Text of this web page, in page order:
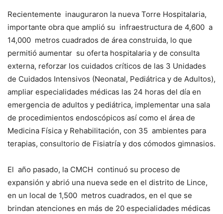
Recientemente inauguraron la nueva Torre Hospitalaria,
importante obra que amplió su infraestructura de 4,600 a
14,000 metros cuadrados de área construida, lo que
permitió aumentar su oferta hospitalaria y de consulta
externa, reforzar los cuidados críticos de las 3 Unidades
de Cuidados Intensivos (Neonatal, Pediátrica y de Adultos),
ampliar especialidades médicas las 24 horas del día en
emergencia de adultos y pediátrica, implementar una sala
de procedimientos endoscópicos así como el área de
Medicina Física y Rehabilitación, con 35 ambientes para
terapias, consultorio de Fisiatría y dos cómodos gimnasios.
El año pasado, la CMCH continuó su proceso de
expansión y abrió una nueva sede en el distrito de Lince,
en un local de 1,500 metros cuadrados, en el que se
brindan atenciones en más de 20 especialidades médicas